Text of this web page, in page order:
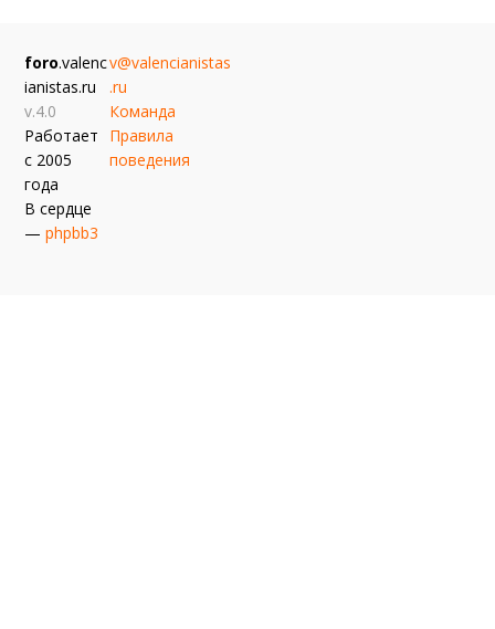
foro.valenc
ianistas.ru
v.4.0
Работает
с 2005
года
В сердце
—phpbb3
v@valencianistas
.ru
Команда
Правила
поведения